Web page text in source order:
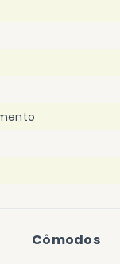
Cômodos